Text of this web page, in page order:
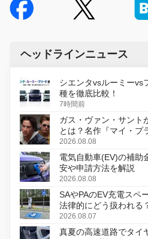
ヘッドラインニュース
シエンタvsルーミーvs
種を徹底比較！
7時間前
ガス・ヴァン・サント
とは？名作『マイ・プ
初のデジタルリマスタ
2026.08.08
電気自動車(EV)の補助
安や申請方法を解説
2026.08.08
SAやPAのEV充電スペ
法律的にどう扱われる
2026.08.07
真夏の高速道路でタイ